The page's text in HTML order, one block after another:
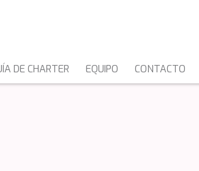
CATAMARANES
DE CHARTER EQUIPO CONTACTO